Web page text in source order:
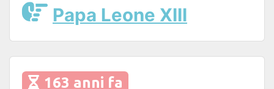
Papa Leone XIII
163 anni fa